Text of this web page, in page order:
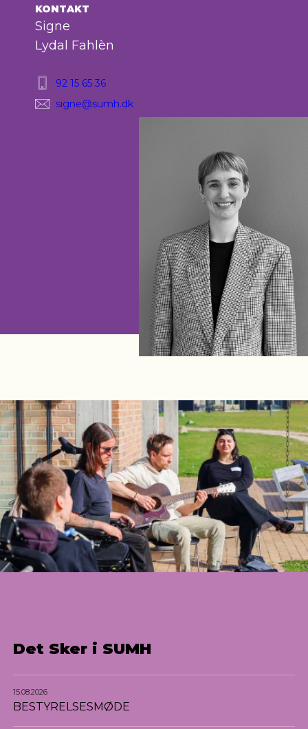
KONTAKT
Signe
Lydal Fahlèn
92 15 65 36
signe@sumh.dk
Det Sker i SUMH
15.08.2026
BESTYRELSESMØDE